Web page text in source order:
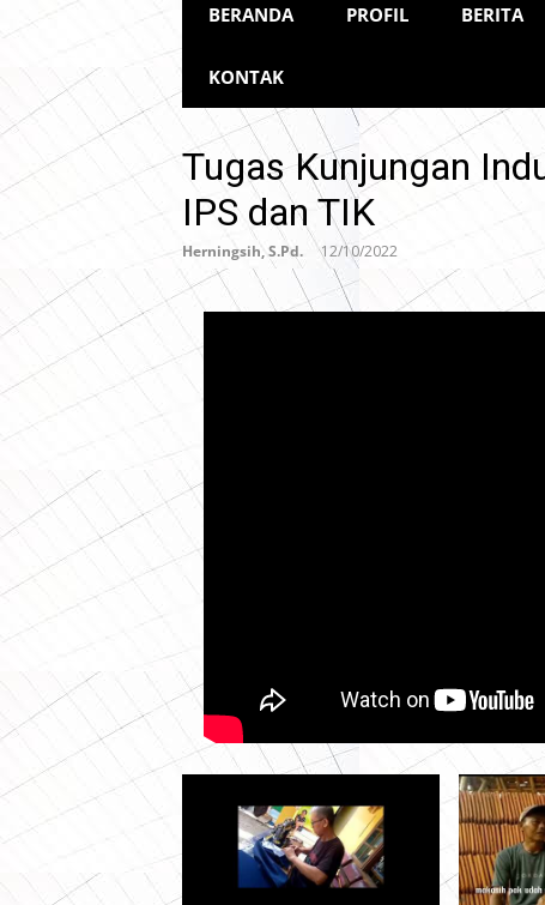
BERANDA PROFIL BERITA
KONTAK
Tugas Kunjungan
IPS dan TIK
Herningsih, S.Pd. 12/10/2022